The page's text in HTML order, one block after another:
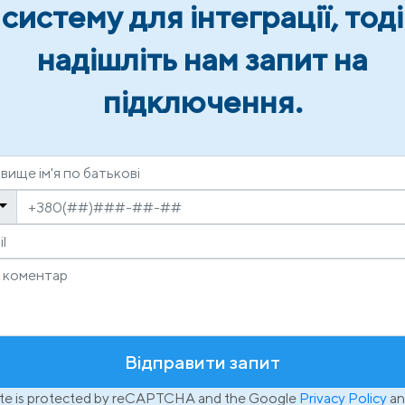
систему для інтеграції, тоді
надішліть нам запит на
підключення.
Відправити запит
is protected by reCAPTCHA and the Google Privacy Policy